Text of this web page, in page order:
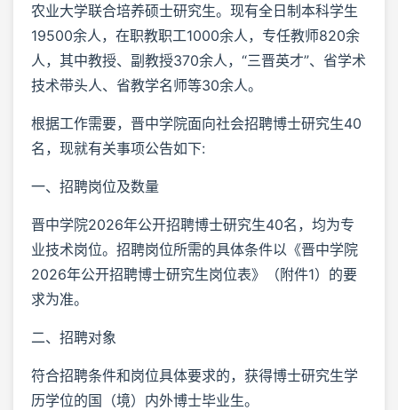
农业大学联合培养硕士研究生。现有全日制本科学生
19500余人，在职教职工1000余人，专任教师820余
人，其中教授、副教授370余人，“三晋英才”、省学术
技术带头人、省教学名师等30余人。
根据工作需要，晋中学院面向社会招聘博士研究生40
名，现就有关事项公告如下:
一、招聘岗位及数量
晋中学院2026年公开招聘博士研究生40名，均为专
业技术岗位。招聘岗位所需的具体条件以《晋中学院
2026年公开招聘博士研究生岗位表》（附件1）的要
求为准。
二、招聘对象
符合招聘条件和岗位具体要求的，获得博士研究生学
历学位的国（境）内外博士毕业生。